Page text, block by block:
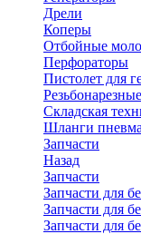
Дрели
Коперы
Отбойные
Перфораторы
Пистолет для
Складская
Шланги
Запчасти
Назад
Запчасти
Запчасти для
Запчасти для
Запчасти для